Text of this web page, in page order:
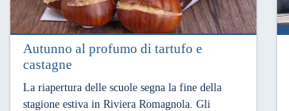
15 Ottobre 2019
Autunno al profumo di tartufo e
castagne
La riapertura delle scuole segna la fine della
stagione estiva in Riviera Romagnola. Gli